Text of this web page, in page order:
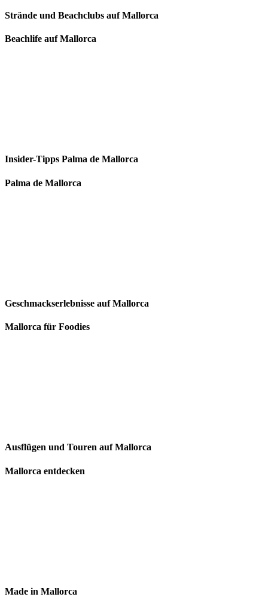
Strände und Beachclubs auf Mallorca
Beachlife auf Mallorca
Insider-Tipps Palma de Mallorca
Palma de Mallorca
Geschmackserlebnisse auf Mallorca
Mallorca für Foodies
Ausflügen und Touren auf Mallorca
Mallorca entdecken
Made in Mallorca